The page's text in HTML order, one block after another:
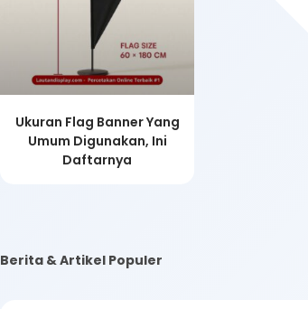
Ukuran Flag Banner Yang
Umum Digunakan, Ini
Daftarnya
Berita & Artikel Populer